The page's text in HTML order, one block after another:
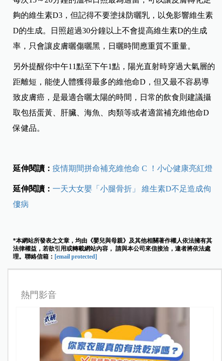
夠的維生素D3，但記得不要塗抺防曬乳，以免影響維生素
D的生成。日照超過30分鐘以上不會提高維生素D的生成
率，只會讓皮膚曬傷曬黑，日曬時間應重質不重量。
另外提醒你中午11點至下午1點，陽光直射時穿過大氣層的
距離短，能使人體獲得最多的維他命D，但又最不容易導
致皮膚癌，是最適合曬太陽的時間，日常的飲食則建議攝
取包括蛋黃、肝臟、海魚、肉類等或者適當補充維他命D
保健品。
延伸閱讀：疫情期間拼命補充維他命 C ！小心健康亮紅燈
延伸閱讀：一天大女嬰「小腿骨折」 維生素D不足造成佝
僂病
*本網站所發表之文章，均由《嬰兒與母親》及其他相關著作權人依法擁有其
法律權益，若欲引用或轉載網站內容， 請與本公司來信接洽，違者將依法處
理。聯絡信箱： [email protected]
熱門影音